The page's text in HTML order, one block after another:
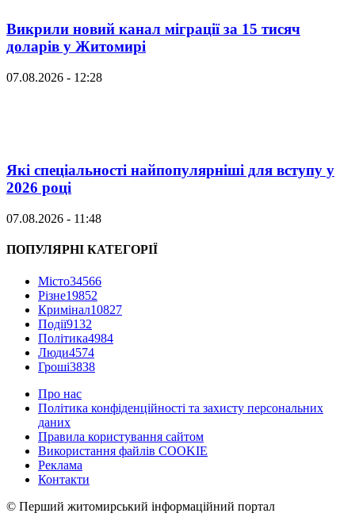
Викрили новий канал міграції за 15 тисяч
доларів у Житомирі
07.08.2026 - 12:28
Які спеціальності найпопулярніші для вступу у
2026 році
07.08.2026 - 11:48
ПОПУЛЯРНІ КАТЕГОРІЇ
Місто34566
Різне19852
Кримінал10827
Події9132
Політика4984
Люди4574
Гроші3838
Про нас
Політика конфіденційності та захисту персональних
даних
Правила користування сайтом
Використання файлів COOKIE
Реклама
Контакти
© Перший житомирський інформаційний портал